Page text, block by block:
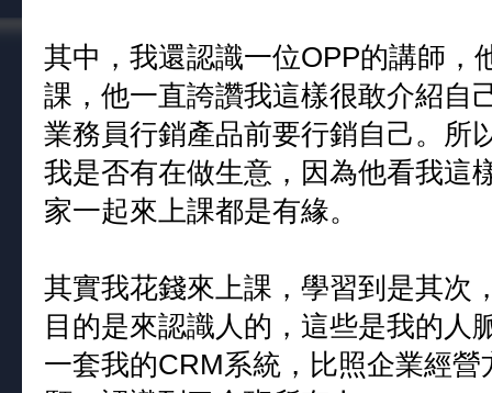
其中，我還認識一位OPP的講師，
課，他一直誇讚我這樣很敢介紹自
業務員行銷產品前要行銷自己。所
我是否有在做生意，因為他看我這
家一起來上課都是有緣。
其實我花錢來上課，學習到是其次
目的是來認識人的，這些是我的人
一套我的CRM系統，比照企業經